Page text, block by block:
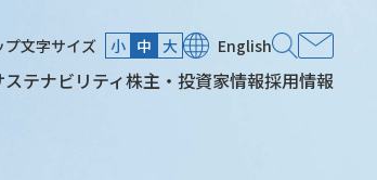
プ文字サイズ 小 中 大 English
ステナビリティ株主・投資家情報採用情報